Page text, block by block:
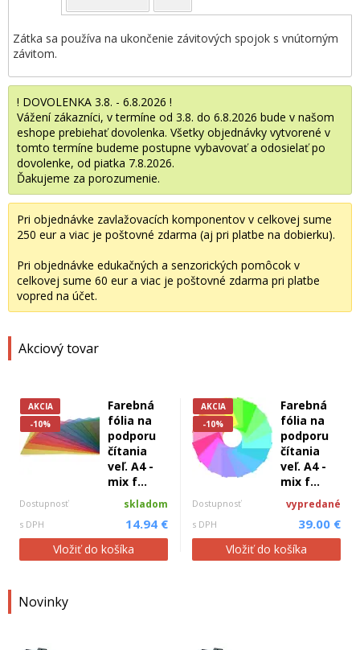
! DOVOLENKA 3.8. - 6.8.2026 !
Vážení zákazníci, v termíne od 3.8. do 6.8.2026 bude v našom
eshope prebiehať dovolenka. Všetky objednávky vytvorené v
tomto termíne budeme postupne vybavovať a odosielať po
dovolenke, od piatka 7.8.2026.
Ďakujeme za porozumenie.
Pri objednávke zavlažovacích komponentov v celkovej sume
250 eur a viac je poštovné zdarma (aj pri platbe na dobierku).
Pri objednávke edukačných a senzorických pomôcok v
celkovej sume 60 eur a viac je poštovné zdarma pri platbe
vopred na účet.
Akciový tovar
AKCIA
-10%
Farebná
fólia na
podporu
čítania
veľ. A4 -
mix f...
Dostupnosť skladom
s DPH 14.94 €
Vložiť do košíka
AKCIA
-10%
Farebná
fólia na
podporu
čítania
veľ. A4 -
mix f...
Dostupnosť vypredané
s DPH 39.00 €
Vložiť do košíka
Novinky
Zátka sa používa na ukončenie závitových spojok s vnútorným
závitom.